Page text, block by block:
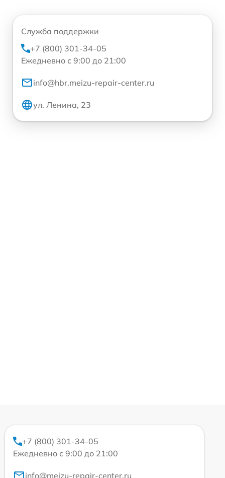
Служба поддержки
+7 (800) 301-34-05
Ежедневно с 9:00 до 21:00
info@hbr.meizu-repair-center.ru
ул. Ленина, 23
+7 (800) 301-34-05
Ежедневно с 9:00 до 21:00
info@meizu-repair-center.ru